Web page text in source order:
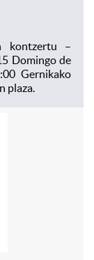
kontzertu –
Domingo de
Gernikako
plaza.